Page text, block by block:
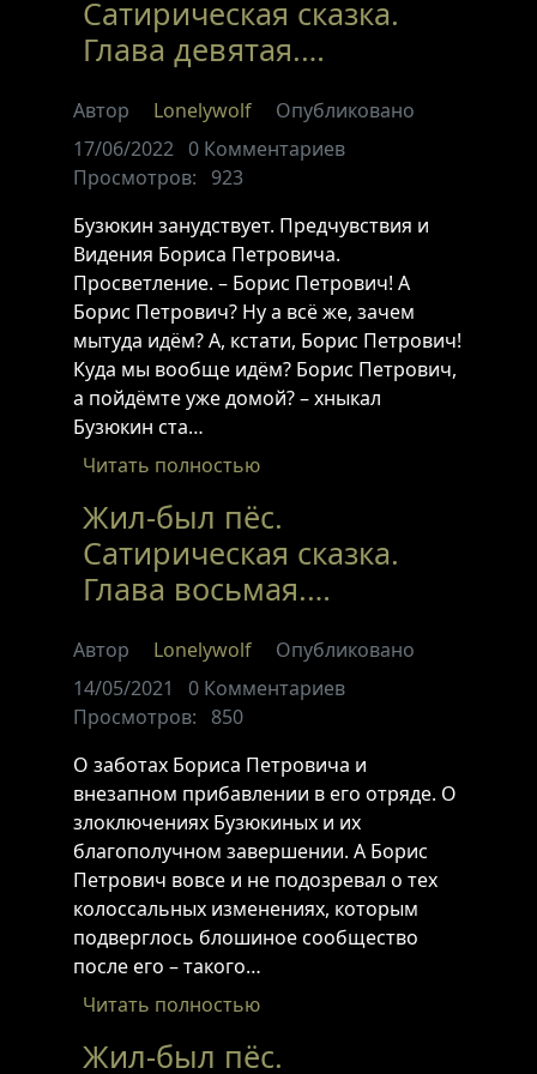
Сатирическая сказка.
Глава девятая.…
Автор Lonelywolf
Опубликовано
17/06/2022 0 Комментариев
Просмотров:
923
Бузюкин занудствует. Предчувствия и
Видения Бориса Петровича.
Просветление. – Борис Петрович! А
Борис Петрович? Ну а всё же, зачем
мытуда идём? А, кстати, Борис Петрович!
Куда мы вообще идём? Борис Петрович,
а пойдёмте уже домой? – хныкал
Бузюкин ста…
Читать полностью
Жил-был пёс.
Сатирическая сказка.
Глава восьмая.…
Автор Lonelywolf
Опубликовано
14/05/2021
0 Комментариев
Просмотров:
850
О заботах Бориса Петровича и
внезапном прибавлении в его отряде. О
злоключениях Бузюкиных и их
благополучном завершении. А Борис
Петрович вовсе и не подозревал о тех
колоссальных изменениях, которым
подверглось блошиное сообщество
после его – такого…
Читать полностью
Жил-был пёс.